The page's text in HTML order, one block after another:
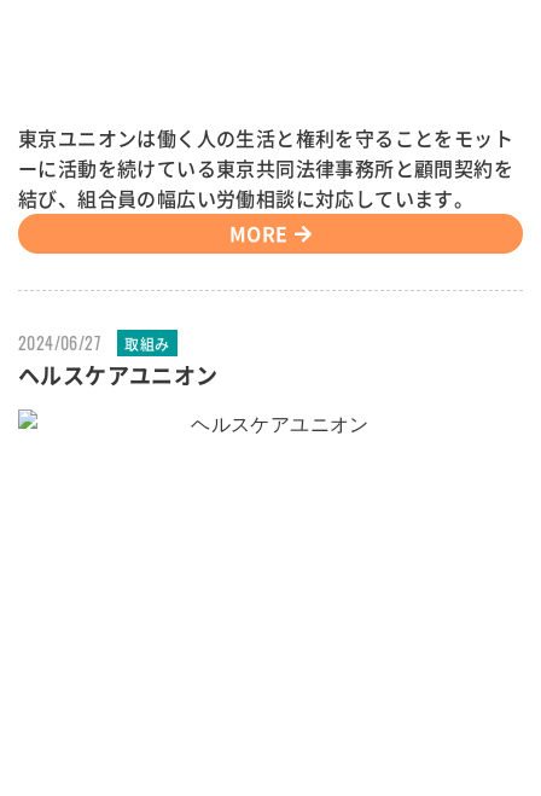
東京ユニオンは働く人の生活と権利を守ることをモット
ーに活動を続けている東京共同法律事務所と顧問契約を
結び、組合員の幅広い労働相談に対応しています。
MORE
2024/06/27 取組み
ヘルスケアユニオン